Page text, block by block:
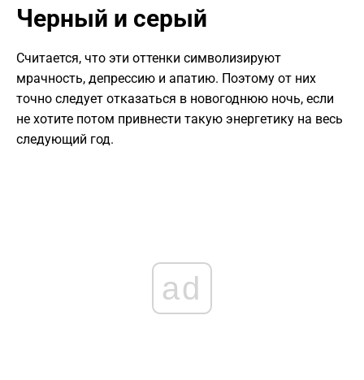
Черный и серый
Считается, что эти оттенки символизируют
мрачность, депрессию и апатию. Поэтому от них
точно следует отказаться в новогоднюю ночь, если
не хотите потом привнести такую энергетику на весь
следующий год.
ad